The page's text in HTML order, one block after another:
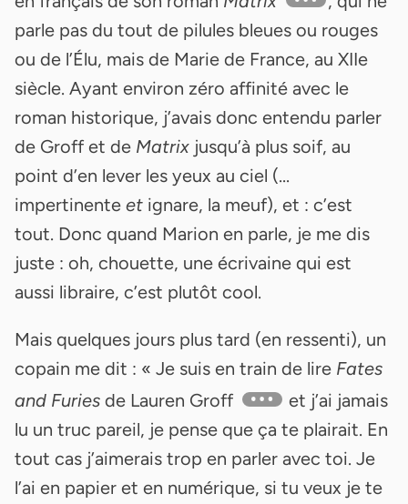
parle pas du tout de pilules bleues ou rouges
ou de l’Élu, mais de Marie de France, au XIIe
siècle. Ayant environ zéro affinité avec le
roman historique, j’avais donc entendu parler
de Groff et de Matrix jusqu’à plus soif, au
point d’en lever les yeux au ciel (...
impertinente et ignare, la meuf), et : c’est
tout. Donc quand Marion en parle, je me dis
juste : oh, chouette, une écrivaine qui est
aussi libraire, c’est plutôt cool.
Mais quelques jours plus tard (en ressenti), un
copain me dit : « Je suis en train de lire Fates
and Furies de Lauren Groff
et j’ai jamais
lu un truc pareil, je pense que ça te plairait. En
tout cas j’aimerais trop en parler avec toi. Je
l’ai en papier et en numérique, si tu veux je te